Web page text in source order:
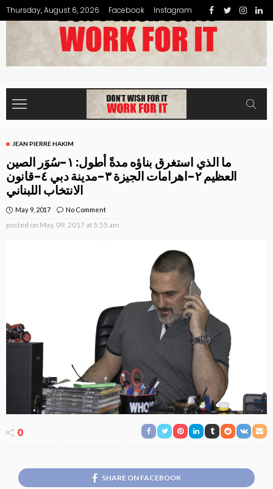
Thursday, August 6, 2026 Facebook Instagram
JEAN PIERRE HAKIM
ما الذي استغرق بناؤه مدةً أطول: ١-سُوَر الصين
العظيم ٢-اهرامات الجيزة ٣-مدينة دبي ٤-قانون
الانتخاب اللبناني
May 9, 2017 No Comment
posted on May. 09, 2017 at 5:55 am
0
SHARE ON FACEBOOK